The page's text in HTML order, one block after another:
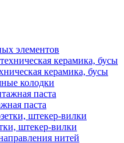
элементов
керамика, бусы
колодки
паста
штекер-вилки